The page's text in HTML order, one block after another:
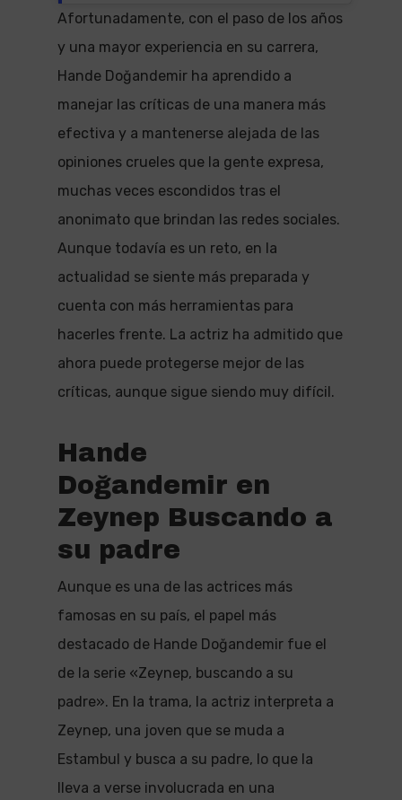
Afortunadamente, con el paso de los años
y una mayor experiencia en su carrera,
Hande Doğandemir ha aprendido a
manejar las críticas de una manera más
efectiva y a mantenerse alejada de las
opiniones crueles que la gente expresa,
muchas veces escondidos tras el
anonimato que brindan las redes sociales.
Aunque todavía es un reto, en la
actualidad se siente más preparada y
cuenta con más herramientas para
hacerles frente. La actriz ha admitido que
ahora puede protegerse mejor de las
críticas, aunque sigue siendo muy difícil.
Hande
Doğandemir en
Zeynep Buscando a
su padre
Aunque es una de las actrices más
famosas en su país, el papel más
destacado de Hande Doğandemir fue el
de la serie «Zeynep, buscando a su
padre». En la trama, la actriz interpreta a
Zeynep, una joven que se muda a
Estambul y busca a su padre, lo que la
lleva a verse involucrada en una